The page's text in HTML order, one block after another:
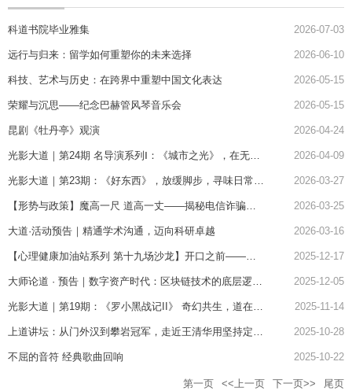
科道书院毕业雅集 2026-07-03
远行与归来：留学如何重塑你的未来选择 2026-06-10
科技、艺术与历史：在跨界中重塑中国文化表达 2026-05-15
荣耀与沉思——纪念巴赫管风琴音乐会 2026-05-15
昆剧《牡丹亭》观演 2026-04-24
光影大道｜第24期 名导演系列Ⅰ：《城市之光》，在无声
的黑白中邂逅极致温情
2026-04-09
光影大道｜第23期：《好东西》，放缓脚步，寻味日常生
活里的真实与温柔
2026-03-27
【形势与政策】魔高一尺 道高一丈——揭秘电信诈骗，
筑牢大学生安全防线
2026-03-25
大道·活动预告｜精通学术沟通，迈向科研卓越 2026-03-16
【心理健康加油站系列 第十九场沙龙】开口之前——大
学生人际沟通隐藏副本
2025-12-17
大师论道 · 预告｜数字资产时代：区块链技术的底层逻辑
与产业革新
2025-12-05
光影大道｜第19期：《罗小黑战记II》 奇幻共生，道在众
合
2025-11-14
上道讲坛：从门外汉到攀岩冠军，走近王清华用坚持定义
专业的传奇人生
2025-10-28
不屈的音符 经典歌曲回响 2025-10-22
第一页 <<上一页 下一页>> 尾页